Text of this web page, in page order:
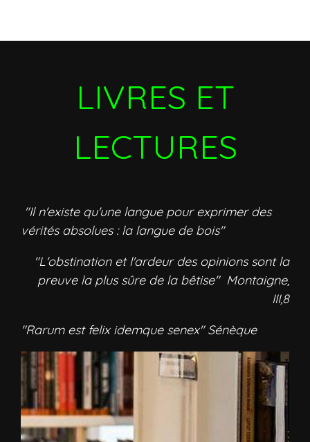
LIVRES ET
LECTURES
"Il n'existe qu'une langue pour exprimer des
vérités absolues : la langue de bois"
"L'obstination et l'ardeur des opinions sont la
preuve la plus sûre de la bêtise" Montaigne,
III,8
"Rarum est felix idemque senex" Sénèque